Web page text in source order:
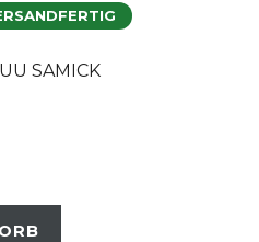
SAMICK